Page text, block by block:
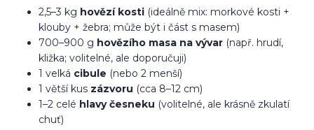
2,5–3 kg hovězí kosti (ideálně mix: morkové kosti +
klouby + žebra; může být i část s masem)
700–900 g hovězího masa na vývar (např. hrudí,
kližka; volitelné, ale doporučuji)
1 velká cibule (nebo 2 menší)
1 větší kus zázvoru (cca 8–12 cm)
1–2 celé hlavy česneku (volitelné, ale krásně zkulatí
chuť)